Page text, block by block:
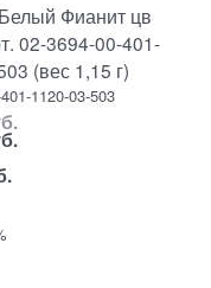
Фианит цв
02-3694-00-401-
(вес 1,15 г)
1120-03-503